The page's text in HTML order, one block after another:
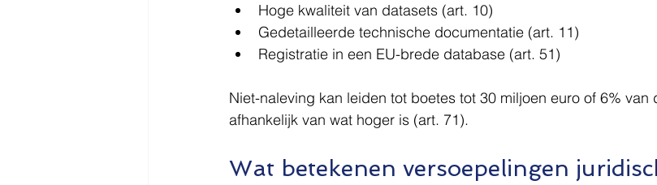
Hoge kwaliteit van datasets (art. 10)
Gedetailleerde technische documentatie (art. 11)
Registratie in een EU-brede database (art. 51)
Niet-naleving kan leiden tot boetes tot 30 miljoen euro of 6% van
afhankelijk van wat hoger is (art. 71).
Wat betekenen versoepelingen